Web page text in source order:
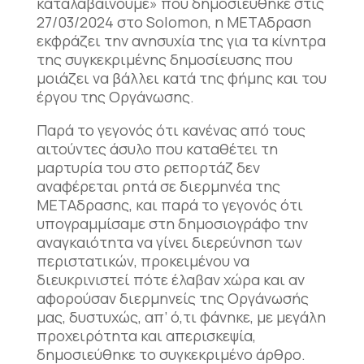
27/03/2024 στο Solomon, η ΜΕΤΑδραση
εκφράζει την ανησυχία της για τα κίνητρα
της συγκεκριμένης δημοσίευσης που
μοιάζει να βάλλει κατά της φήμης και του
έργου της Οργάνωσης.
Παρά το γεγονός ότι κανένας από τους
αιτούντες άσυλο που καταθέτει τη
μαρτυρία του στο ρεπορτάζ δεν
αναφέρεται ρητά σε διερμηνέα της
ΜΕΤΑδρασης, και παρά το γεγονός ότι
υπογραμμίσαμε στη δημοσιογράφο την
αναγκαιότητα να γίνει διερεύνηση των
περιστατικών, προκειμένου να
διευκρινιστεί πότε έλαβαν χώρα και αν
αφορούσαν διερμηνείς της Οργάνωσής
μας, δυστυχώς, απ’ ό,τι φάνηκε, με μεγάλη
προχειρότητα και απερισκεψία,
δημοσιεύθηκε το συγκεκριμένο άρθρο.